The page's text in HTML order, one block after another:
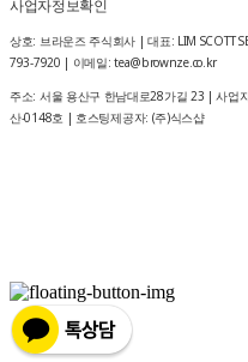
사업자정보확인
상호: 브라운즈 주식회사 | 대표: LIM SCOTT
793-7920 | 이메일: tea@brownze.co.kr
주소: 서울 용산구 한남대로28가길 23 | 사업
산-0148호 | 호스팅제공자: (주)식스샵